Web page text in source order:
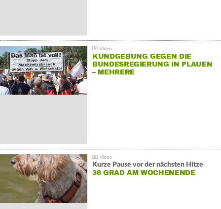
KUNDGEBUNG GEGEN DIE
BUNDESREGIERUNG IN PLAUEN
– MEHRERE
Kurze Pause vor der nächsten Hitze
36 GRAD AM WOCHENENDE